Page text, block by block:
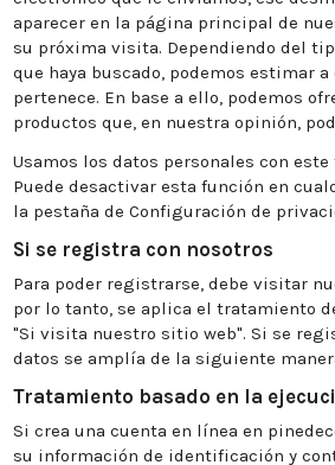
aparecer en la página principal de
su próxima visita. Dependiendo del
que haya buscado, podemos estimar
pertenece. En base a ello, podemos
productos que, en nuestra opinión,
Usamos los datos personales con este
Puede desactivar esta función en
la pestaña de Configuración de
Si se registra con nosotros
Para poder registrarse, debe visitar
por lo tanto, se aplica el tratamiento
"Si visita nuestro sitio web". Si se
datos se amplía de la siguiente
Tratamiento basado en la
Si crea una cuenta en línea en
su información de identificación y